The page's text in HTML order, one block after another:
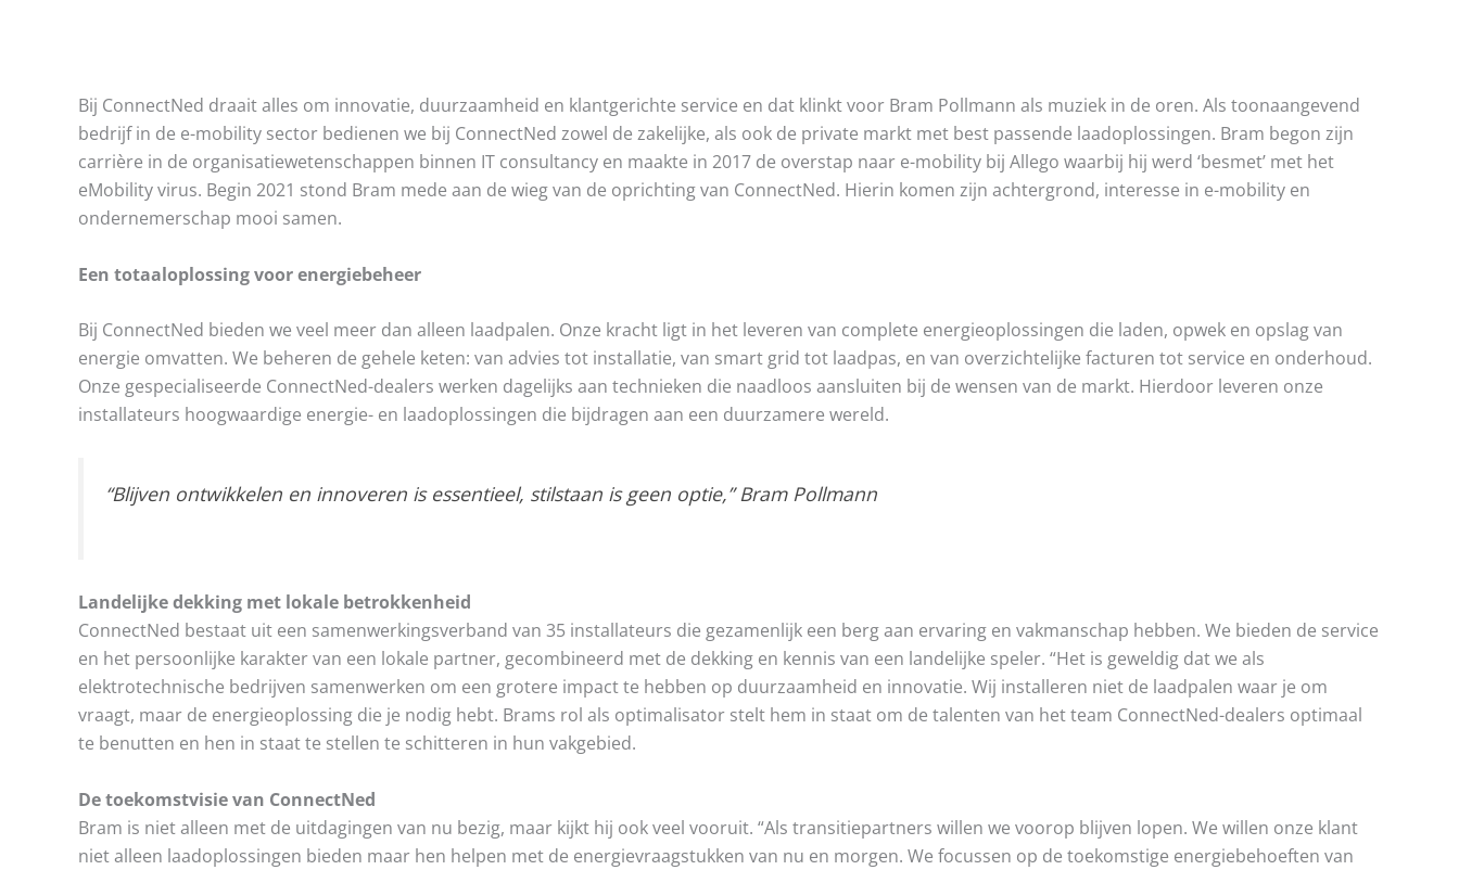
Bij ConnectNed draait alles om innovatie, duurzaamheid en klantgerichte service en dat klinkt voor Bram Pollmann als muziek in de oren. Als toonaangevend
bedrijf in de e-mobility sector bedienen we bij ConnectNed zowel de zakelijke, als ook de private markt met best passende laadoplossingen. Bram begon zijn
carrière in de organisatiewetenschappen binnen IT consultancy en maakte in 2017 de overstap naar e-mobility bij Allego waarbij hij werd ‘besmet’ met het
eMobility virus. Begin 2021 stond Bram mede aan de wieg van de oprichting van ConnectNed. Hierin komen zijn achtergrond, interesse in e-mobility en
ondernemerschap mooi samen.
Een totaaloplossing voor energiebeheer
Bij ConnectNed bieden we veel meer dan alleen laadpalen. Onze kracht ligt in het leveren van complete energieoplossingen die laden, opwek en opslag van
energie omvatten. We beheren de gehele keten: van advies tot installatie, van smart grid tot laadpas, en van overzichtelijke facturen tot service en onderhoud.
Onze gespecialiseerde ConnectNed-dealers werken dagelijks aan technieken die naadloos aansluiten bij de wensen van de markt. Hierdoor leveren onze
installateurs hoogwaardige energie- en laadoplossingen die bijdragen aan een duurzamere wereld.
“Blijven ontwikkelen en innoveren is essentieel, stilstaan is geen optie,” Bram Pollmann
Landelijke dekking met lokale betrokkenheid
ConnectNed bestaat uit een samenwerkingsverband van 35 installateurs die gezamenlijk een berg aan ervaring en vakmanschap hebben. We bieden de service
en het persoonlijke karakter van een lokale partner, gecombineerd met de dekking en kennis van een landelijke speler. “Het is geweldig dat we als
elektrotechnische bedrijven samenwerken om een grotere impact te hebben op duurzaamheid en innovatie. Wij installeren niet de laadpalen waar je om
vraagt, maar de energieoplossing die je nodig hebt. Brams rol als optimalisator stelt hem in staat om de talenten van het team ConnectNed-dealers optimaal
te benutten en hen in staat te stellen te schitteren in hun vakgebied.
De toekomstvisie van ConnectNed
Bram is niet alleen met de uitdagingen van nu bezig, maar kijkt hij ook veel vooruit. “Als transitiepartners willen we voorop blijven lopen. We willen onze klant
niet alleen laadoplossingen bieden maar hen helpen met de energievraagstukken van nu en morgen. We focussen op de toekomstige energiebehoeften van